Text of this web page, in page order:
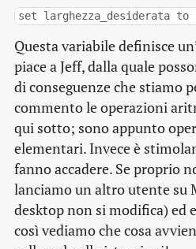
set larghezza_desiderata to
Questa variabile definisce
piace a Jeff, dalla quale
di conseguenze che stiamo
commento le operazioni
qui sotto; sono appunto
elementari. Invece è
fanno accadere. Se proprio
lanciamo un altro utente su
desktop non si modifica) ed
così vediamo che cosa